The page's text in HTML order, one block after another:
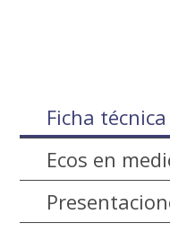
Ficha técnica
Ecos en